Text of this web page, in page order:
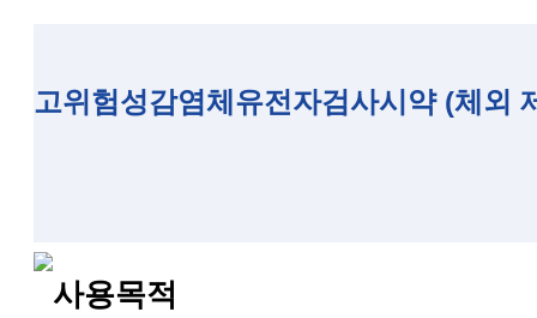
고위험성감염체유전자검사시약 (체외
사용목적